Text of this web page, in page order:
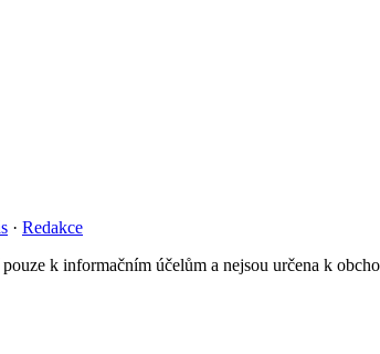
· Redakce
k informačním účelům a nejsou určena k